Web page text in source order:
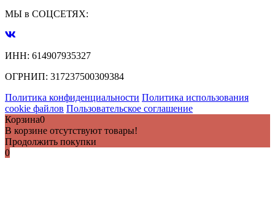
МЫ в СОЦСЕТЯХ:
ИНН: 614907935327
ОГРНИП: 317237500309384
Политика конфиденциальности Политика использования
cookie файлов Пользовательское соглашение
Корзина0
В корзине отсутствуют товары!
Продолжить покупки
0